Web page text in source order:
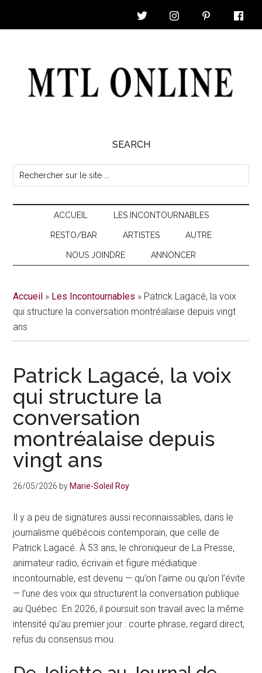
Online
|
Nouvelles
de
la
vie
urbaine
à
Montréal
SEARCH
Rechercher
sur
le
ACCUEIL LES INCONTOURNABLES
RESTO/BAR ARTISTES AUTRE
NOUS JOINDRE ANNONCER
Accueil » Les Incontournables » Patrick Lagacé, la voix
qui structure la conversation montréalaise depuis vingt
ans
Patrick Lagacé, la voix
qui structure la
conversation
montréalaise depuis
vingt ans
26/05/2026 by Marie-Soleil Roy
Il y a peu de signatures aussi reconnaissables, dans le
journalisme québécois contemporain, que celle de
Patrick Lagacé. À 53 ans, le chroniqueur de La Presse,
animateur radio, écrivain et figure médiatique
incontournable, est devenu — qu’on l’aime ou qu’on l’évite
— l’une des voix qui structurent la conversation publique
au Québec. En 2026, il poursuit son travail avec la même
intensité qu’au premier jour : courte phrase, regard direct,
refus du consensus mou.